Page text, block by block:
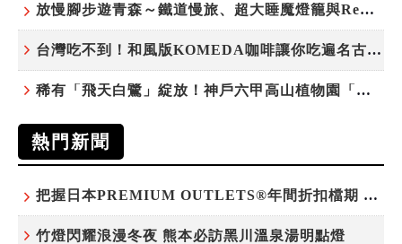
放慢腳步遊青森～鐵道慢旅、超大睡魔燈籠與ReLabo質感溫泉
台灣吃不到！和風版KOMEDA咖啡讓你吃遍名古屋在地美食
稀有「飛天白鷺」綻放！神戶六甲高山植物園「鷺草」珍貴現身
熱門新聞
把握日本PREMIUM OUTLETS®年間折扣檔期 越買越划算
竹燈閃耀浪漫冬夜 熊本必訪黑川溫泉湯明點燈